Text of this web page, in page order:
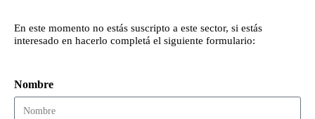
En este momento no estás suscripto a este sector, si estás
interesado en hacerlo completá el siguiente formulario:
Nombre